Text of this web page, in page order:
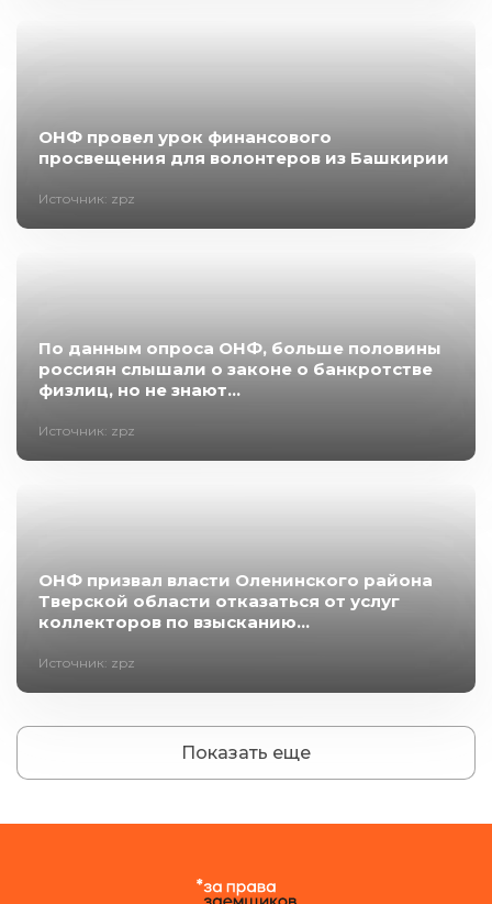
ОНФ провел урок финансового
просвещения для волонтеров из Башкирии
Источник: zpz
По данным опроса ОНФ, больше половины
россиян слышали о законе о банкротстве
физлиц, но не знают...
Источник: zpz
ОНФ призвал власти Оленинского района
Тверской области отказаться от услуг
коллекторов по взысканию...
Источник: zpz
Показать еще